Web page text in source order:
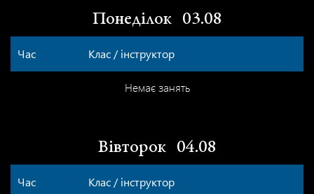
Понеділок 03.08
Час Клас / інструктор
Немає занять
Вівторок 04.08
Час Клас / інструктор